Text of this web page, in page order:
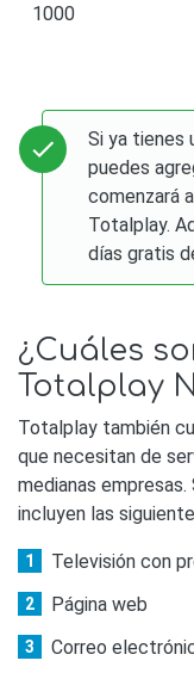
1000
Si ya tienes
puedes
comenzará
Totalplay.
días gratis
¿Cuáles
Totalplay
Totalplay también
que necesitan de
medianas
incluyen las
Televisión con
Página web
Correo